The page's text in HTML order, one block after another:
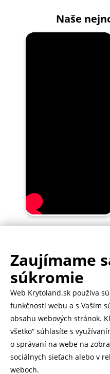
Naše
Zaujímame
súkromie
Web Krytoland.sk používa
funkčnosti webu a s Vaším
obsahu webových stránok.
všetko“ súhlasíte s
o správaní na webe na
sociálnych sieťach alebo v
weboch.